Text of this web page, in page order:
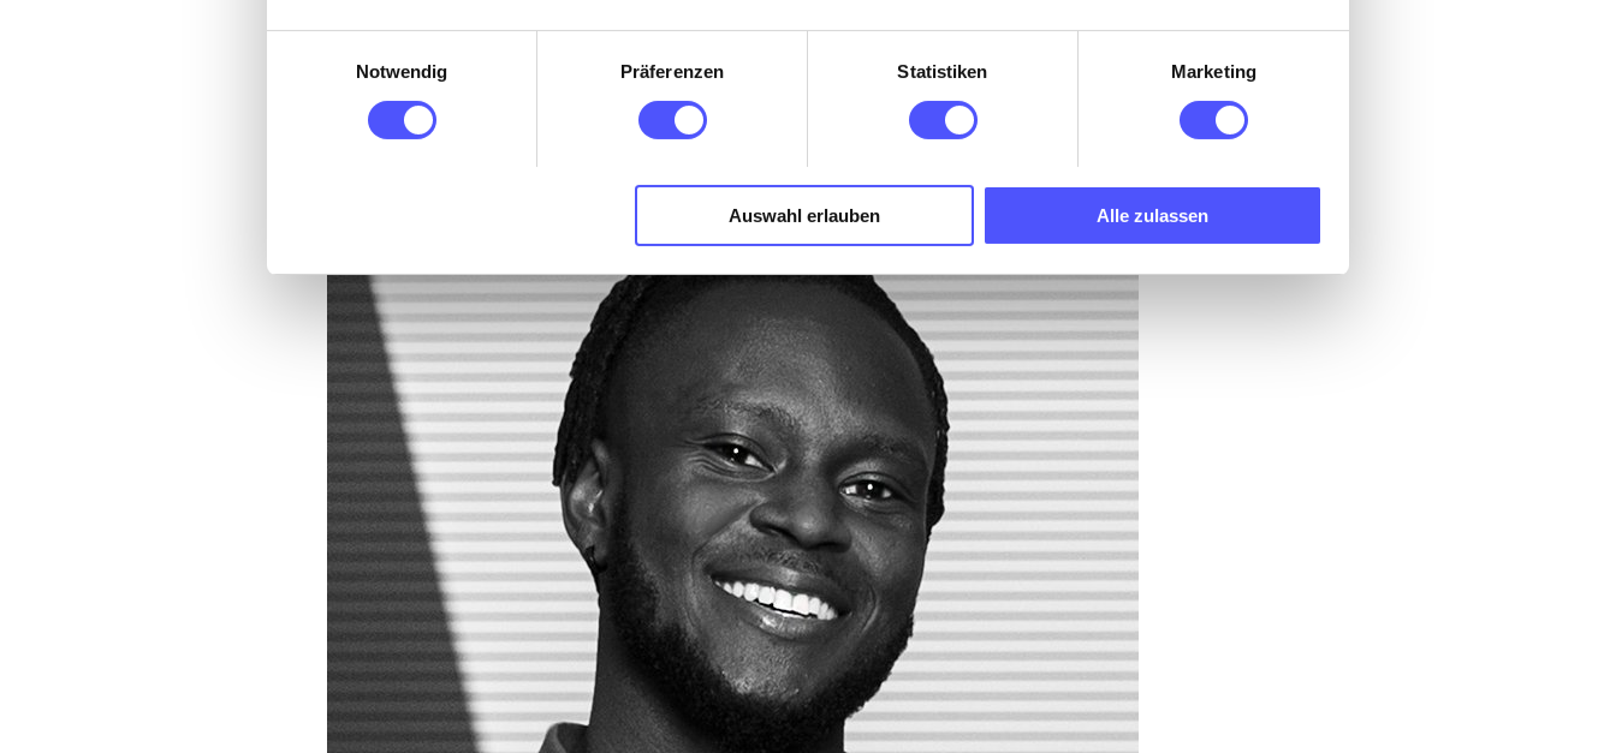
Notwendig
Präferenzen Statistiken Marketing
Auswahl erlauben Alle zulassen
Ein Gewinn für Projekte und für unsere Kunden – und dazu auch ein Gewinn für das
gesamte Matco-Team. Deshalb begleiten wir Reagan mit Rat und Tat auf seinem Weg
und freuen uns auf weitere gemeinsame Erfolge.